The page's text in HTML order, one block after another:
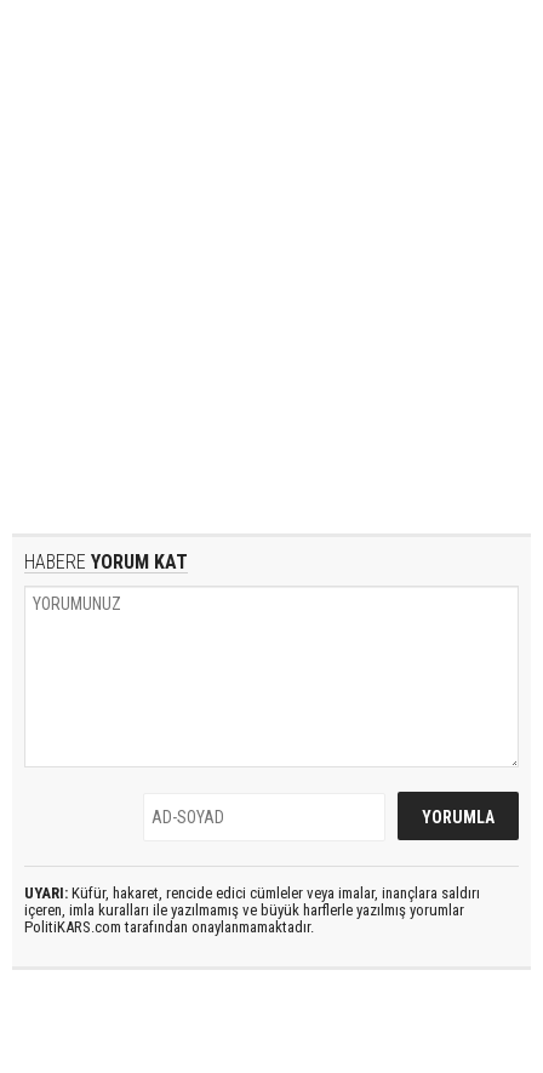
HABERE YORUM KAT
UYARI: Küfür, hakaret, rencide edici cümleler veya imalar, inançlara saldırı
içeren, imla kuralları ile yazılmamış ve büyük harflerle yazılmış yorumlar
PolitiKARS.com tarafından onaylanmamaktadır.